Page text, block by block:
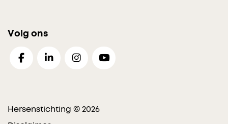
Volg ons
Hersenstichting © 2026